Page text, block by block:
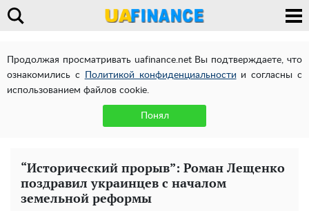
Продолжая просматривать uafinance.net Вы подтверждаете, что
ознакомились с
Политикой конфиденциальности и согласны с
использованием файлов cookie.
Понял
“Исторический прорыв”: Роман Лещенко
поздравил украинцев с началом
земельной реформы